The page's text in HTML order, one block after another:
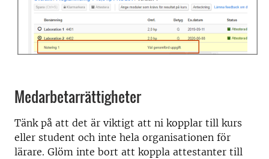
Medarbetarrättigheter
Tänk på att det är viktigt att ni kopplar till kurs
eller student och inte hela organisationen för
lärare. Glöm inte bort att koppla attestanter till